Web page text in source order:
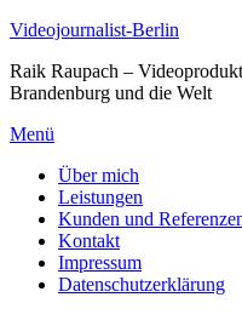
Zum
springen
Videojournalist-Berlin
Raik Raupach –
Brandenburg und die Welt
Menü
Über mich
Leistungen
Kunden und
Kontakt
Impressum
Datenschutzerklärung